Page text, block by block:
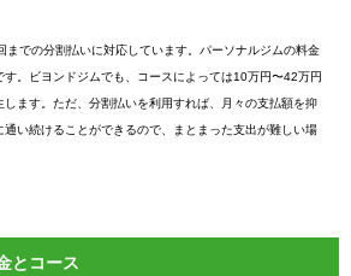
までの分割払いに対応しています。パーソナルジムの料金
。ビヨンドジムでも、コースによっては10万円〜42万円
ます。ただ、分割払いを利用すれば、月々の支払額を抑
通い続けることができるので、まとまった支出が難しい場
とコース